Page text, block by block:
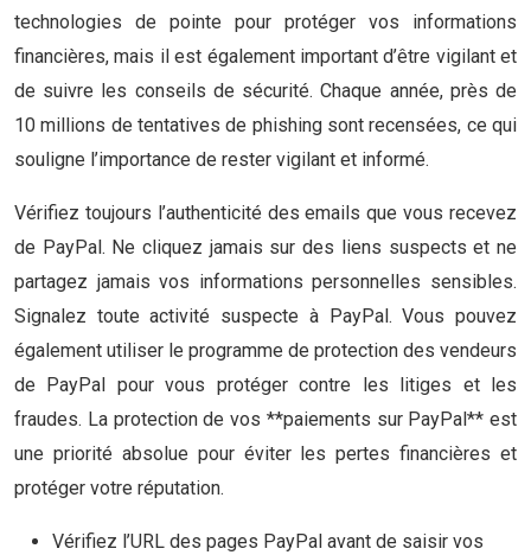
technologies de pointe pour protéger vos informations
financières, mais il est également important d’être vigilant et
de suivre les conseils de sécurité. Chaque année, près de
10 millions de tentatives de phishing sont recensées, ce qui
souligne l’importance de rester vigilant et informé.
Vérifiez toujours l’authenticité des emails que vous recevez
de PayPal. Ne cliquez jamais sur des liens suspects et ne
partagez jamais vos informations personnelles sensibles.
Signalez toute activité suspecte à PayPal. Vous pouvez
également utiliser le programme de protection des vendeurs
de PayPal pour vous protéger contre les litiges et les
fraudes. La protection de vos **paiements sur PayPal** est
une priorité absolue pour éviter les pertes financières et
protéger votre réputation.
Vérifiez l’URL des pages PayPal avant de saisir vos